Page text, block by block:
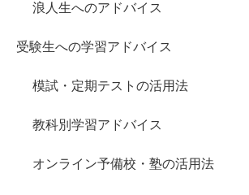
浪人生へのアドバイス
受験生への学習アドバイス
模試・定期テストの活用法
教科別学習アドバイス
オンライン予備校・塾の活用法